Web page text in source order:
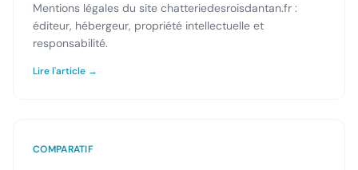
Mentions légales du site chatteriedesroisdantan.fr :
éditeur, hébergeur, propriété intellectuelle et
responsabilité.
Lire l'article →
COMPARATIF